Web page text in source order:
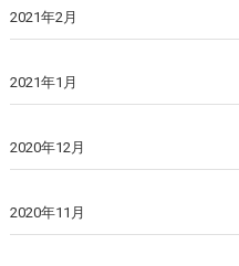
2021年2月
2021年1月
2020年12月
2020年11月